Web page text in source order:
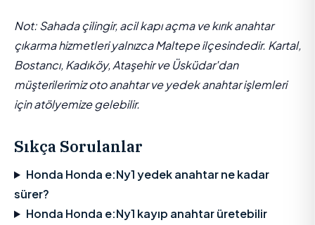
Not: Sahada çilingir, acil kapı açma ve kırık anahtar
çıkarma hizmetleri yalnızca Maltepe ilçesindedir. Kartal,
Bostancı, Kadıköy, Ataşehir ve Üsküdar'dan
müşterilerimiz oto anahtar ve yedek anahtar işlemleri
için atölyemize gelebilir.
Sıkça Sorulanlar
Honda Honda e:Ny1 yedek anahtar ne kadar
sürer?
Honda Honda e:Ny1 kayıp anahtar üretebilir